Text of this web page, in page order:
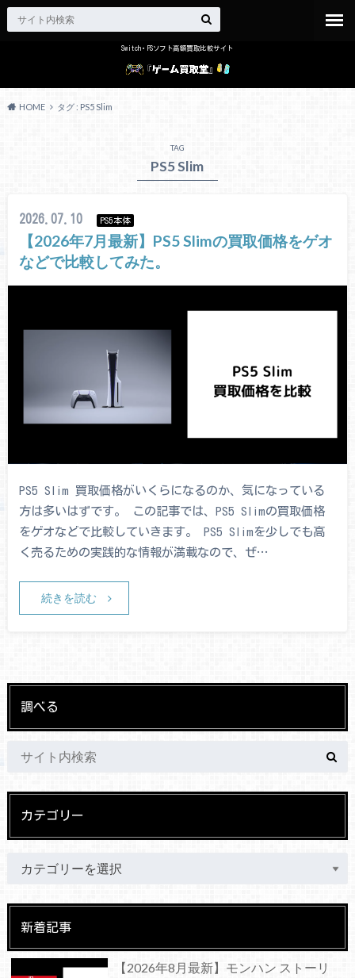
Switch・PSソフト高額買取比較サイト
HOME タグ : PS5 Slim
TAG
PS5 Slim
2026.07.10 PS5本体
【2026年7月最新】PS5 Slimの買取価格をゲオ
などで比較してみた。
PS5 Slim 買取価格がいくらになるのか、気になっている
方は多いはずです。 この記事では、PS5 Slimの買取価格
をゲオなどで比較していきます。 PS5 Slimを少しでも高
く売るための実践的な情報が満載なので、ぜ…
続きを読む
調べる
カテゴリー
新着記事
【2026年8月最新】モンハン ストーリ